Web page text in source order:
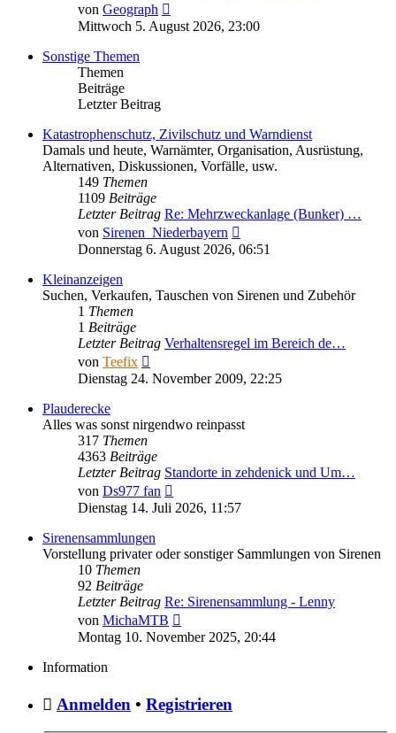
von Geograph
Beitrag
Mittwoch 5. August 2026, 23:00
Sonstige Themen
Themen
Beiträge
Letzter Beitrag
Katastrophenschutz, Zivilschutz und Warndienst
Damals und heute, Warnämter, Organisation, Ausrüstung,
Alternativen, Diskussionen, Vorfälle, usw.
149 Themen
1109 Beiträge
Letzter Beitrag Re: Mehrzweckanlage (Bunker) …
von Sirenen_Niederbayern
Beitrag
Donnerstag 6. August 2026, 06:51
Kleinanzeigen
Suchen, Verkaufen, Tauschen von Sirenen und Zubehör
1 Themen
1 Beiträge
Letzter Beitrag Verhaltensregel im Bereich de…
von Teefix
Beitrag
Dienstag 24. November 2009, 22:25
Plauderecke
Alles was sonst nirgendwo reinpasst
317 Themen
4363 Beiträge
Letzter Beitrag Standorte in zehdenick und Um…
von Ds977 fan
Beitrag
Dienstag 14. Juli 2026, 11:57
Sirenensammlungen
Vorstellung privater oder sonstiger Sammlungen von Sirenen
10 Themen
92 Beiträge
Letzter Beitrag Re: Sirenensammlung - Lenny
von MichaMTB
Beitrag
Montag 10. November 2025, 20:44
Information
Anmelden • Registrieren